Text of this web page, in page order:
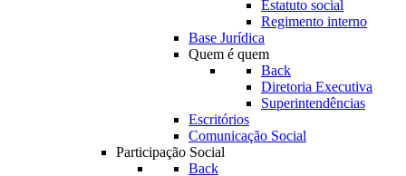
Estatuto social
Regimento interno
Base Jurídica
Quem é quem
Back
Diretoria Executiva
Superintendências
Escritórios
Comunicação Social
Participação Social
Back